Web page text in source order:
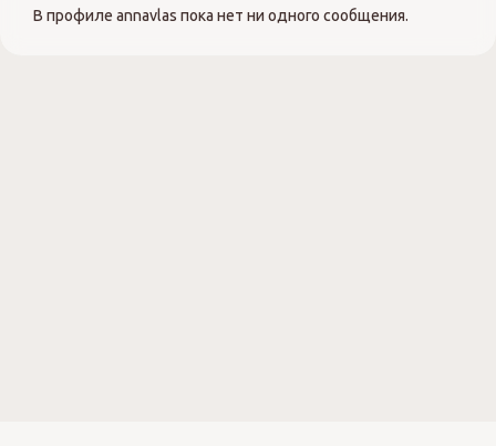
В профиле annavlas пока нет ни одного сообщения.